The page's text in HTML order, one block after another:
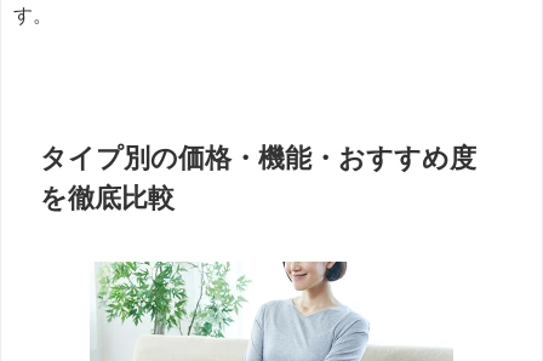
す。
タイプ別の価格・機能・おすすめ度
を徹底比較